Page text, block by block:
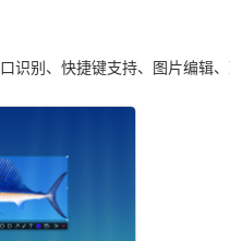
别、快捷键支持、图片编辑